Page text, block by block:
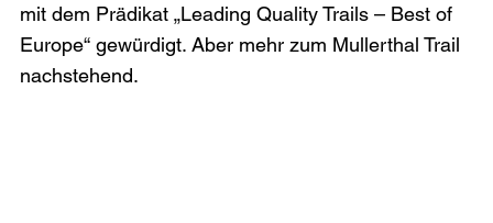
mit dem Prädikat „Leading Quality Trails – Best of
Europe“ gewürdigt. Aber mehr zum Mullerthal Trail
nachstehend.